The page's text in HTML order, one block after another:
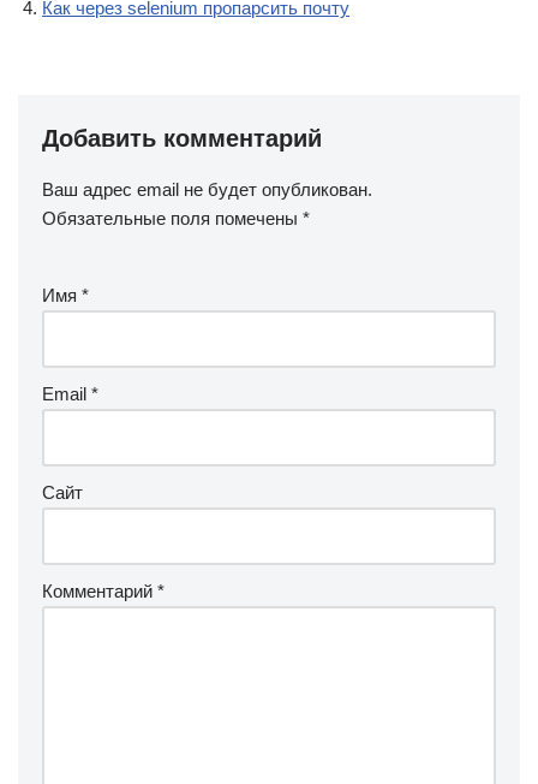
Как через selenium пропарсить почту
Добавить комментарий
Ваш адрес email не будет опубликован.
Обязательные поля помечены *
Имя *
Email *
Сайт
Комментарий *